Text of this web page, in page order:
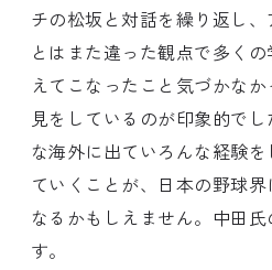
チの松坂と対話を繰り返し
とはまた違った観点で多く
えてこなったこと気づかな
見をしているのが印象的で
な海外に出ていろんな経験
ていくことが、日本の野球
なるかもしえません。中田
す。